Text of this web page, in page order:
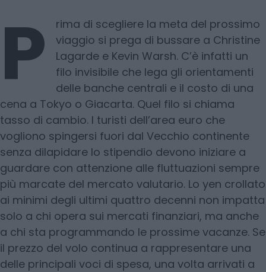
P
rima di scegliere la meta del prossimo
viaggio si prega di bussare a Christine
Lagarde e Kevin Warsh. C’è infatti un
filo invisibile che lega gli orientamenti
delle banche centrali e il costo di una
cena a Tokyo o Giacarta. Quel filo si chiama
tasso di cambio. I turisti dell’area euro che
vogliono spingersi fuori dal Vecchio continente
senza dilapidare lo stipendio devono iniziare a
guardare con attenzione alle fluttuazioni sempre
più marcate del mercato valutario. Lo yen crollato
ai minimi degli ultimi quattro decenni non impatta
solo a chi opera sui mercati finanziari, ma anche
a chi sta programmando le prossime vacanze. Se
il prezzo del volo continua a rappresentare una
delle principali voci di spesa, una volta arrivati a